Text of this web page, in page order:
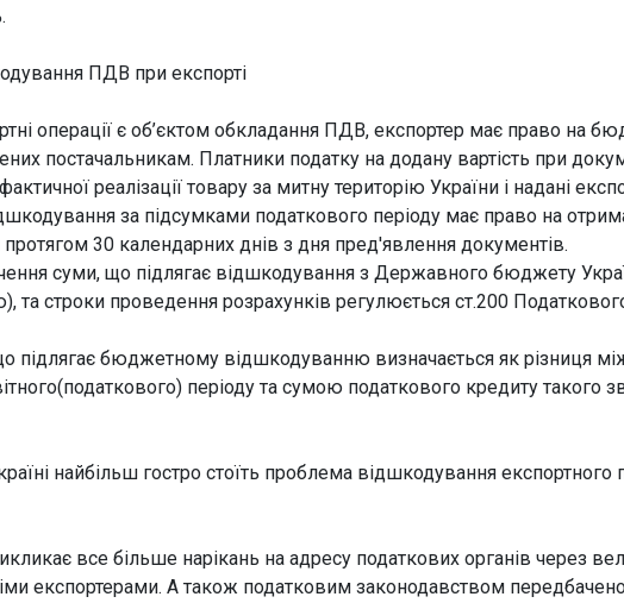
ПДВ при експорті
операції є об’єктом обкладання ПДВ, експортер має право на
постачальникам. Платники податку на додану вартість при
реалізації товару за митну територію України і надані
за підсумками податкового періоду має право на
30 календарних днів з дня пред'явлення документів.
суми, що підлягає відшкодування з Державного бюджету
та строки проведення розрахунків регулюється ст.200
підлягає бюджетному відшкодуванню визначається як різниця
періоду та сумою податкового кредиту такого
найбільш гостро стоїть проблема відшкодування експортного
все більше нарікань на адресу податкових органів через
експортерами. А також податковим законодавством